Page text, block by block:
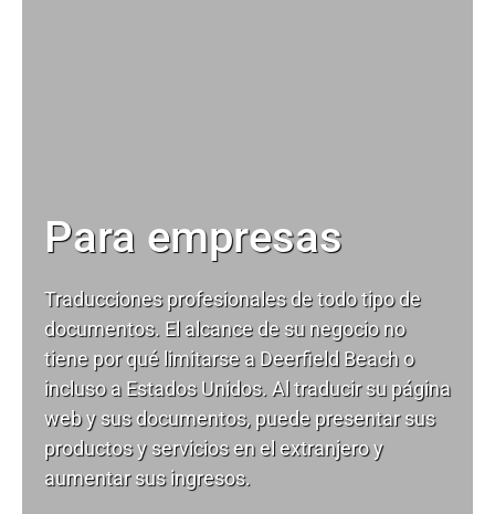
Para empresas
Traducciones profesionales de todo tipo de
documentos. El alcance de su negocio no
tiene por qué limitarse a Deerfield Beach o
incluso a Estados Unidos. Al traducir su página
web y sus documentos, puede presentar sus
productos y servicios en el extranjero y
aumentar sus ingresos.